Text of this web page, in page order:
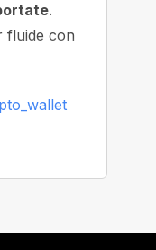
.
fluide con